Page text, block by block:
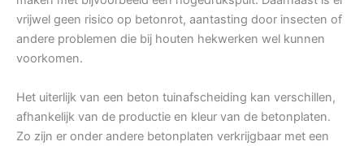
vrijwel geen risico op betonrot, aantasting door insecten of
andere problemen die bij houten hekwerken wel kunnen
voorkomen.
Het uiterlijk van een beton tuinafscheiding kan verschillen,
afhankelijk van de productie en kleur van de betonplaten.
Zo zijn er onder andere betonplaten verkrijgbaar met een